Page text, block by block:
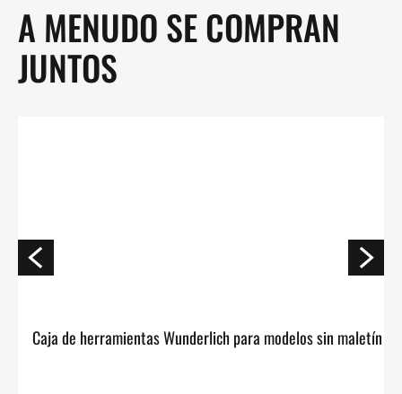
A MENUDO SE COMPRAN
JUNTOS